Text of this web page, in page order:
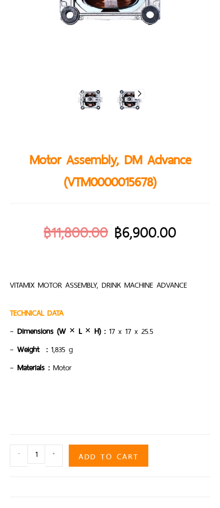
Motor Assembly, DM Advance
(VTM0000015678)
฿11,800.00 ฿6,900.00
VITAMIX MOTOR ASSEMBLY, DRINK MACHINE ADVANCE
TECHNICAL DATA
– Dimensions (W × L × H): 17 x 17 x 25.5
– Weight : 1,835 g
– Materials : Motor
- + ADD TO CART